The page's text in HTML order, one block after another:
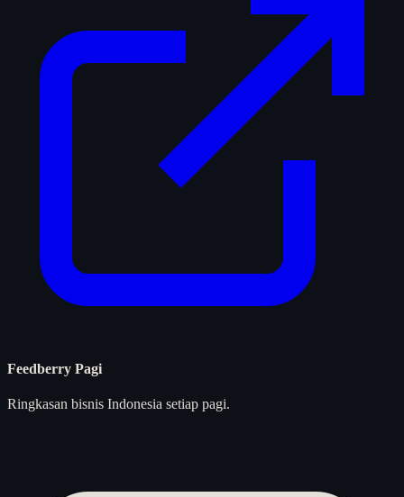
Feedberry Pagi
Ringkasan bisnis Indonesia setiap pagi.